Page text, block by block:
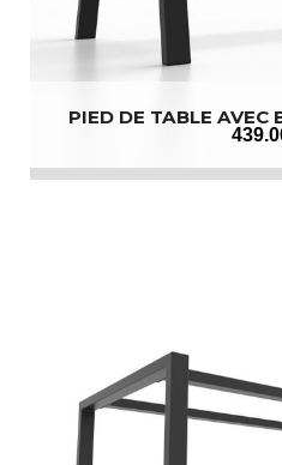
PIED DE TABLE AVEC
439